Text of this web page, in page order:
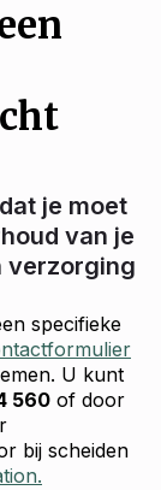
je moet
van je
verzorging
specifieke
U kunt
560 of door
bij scheiden